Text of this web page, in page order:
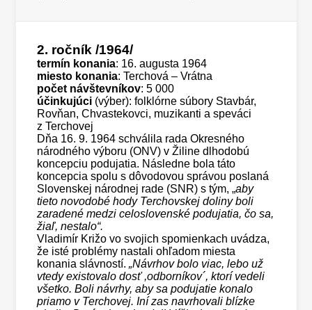
2. ročník /1964/
termín konania: 16. augusta 1964
miesto konania: Terchová – Vrátna
počet návštevníkov: 5 000
účinkujúci (výber): folklórne súbory Stavbár,
Rovňan, Chvastekovci, muzikanti a speváci
z Terchovej
Dňa 16. 9. 1964 schválila rada Okresného
národného výboru (ONV) v Žiline dlhodobú
koncepciu podujatia. Následne bola táto
koncepcia spolu s dôvodovou správou poslaná
Slovenskej národnej rade (SNR) s tým, „aby
tieto novodobé hody Terchovskej doliny boli
zaradené medzi celoslovenské podujatia, čo sa,
žiaľ, nestalo“.
Vladimír Križo vo svojich spomienkach uvádza,
že isté problémy nastali ohľadom miesta
konania slávností. „Návrhov bolo viac, lebo už
vtedy existovalo dosť ,odborníkov´, ktorí vedeli
všetko. Boli návrhy, aby sa podujatie konalo
priamo v Terchovej. Iní zas navrhovali blízke